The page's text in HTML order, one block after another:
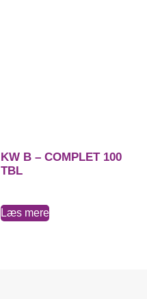
KW B – COMPLET 100
TBL
Læs mere